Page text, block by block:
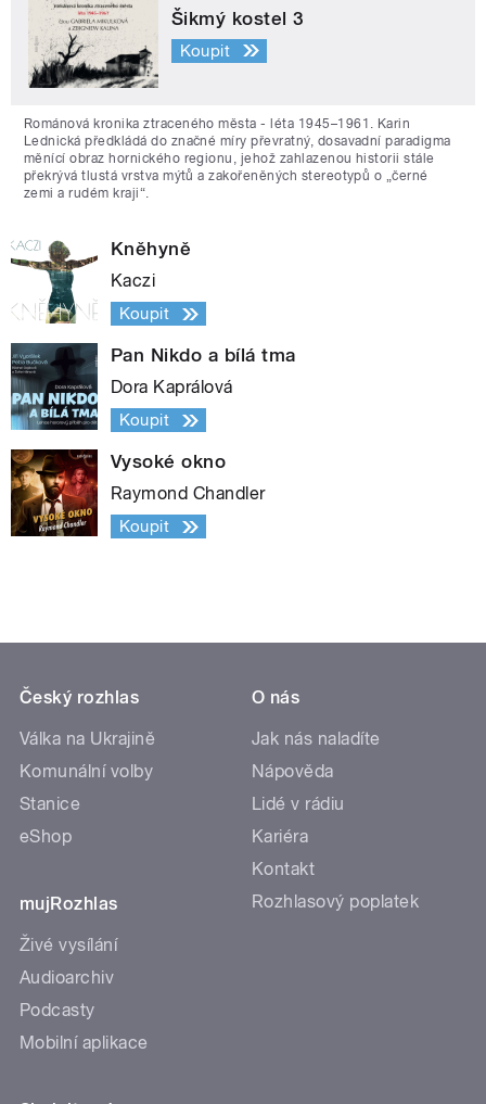
Šikmý kostel 3
Koupit
Románová kronika ztraceného města - léta 1945–1961. Karin
Lednická předkládá do značné míry převratný, dosavadní paradigma
měnící obraz hornického regionu, jehož zahlazenou historii stále
překrývá tlustá vrstva mýtů a zakořeněných stereotypů o „černé
zemi a rudém kraji“.
Kněhyně
Kaczi
Koupit
Pan Nikdo a bílá tma
Dora Kaprálová
Koupit
Vysoké okno
Raymond Chandler
Koupit
Český rozhlas
Válka na Ukrajině
Komunální volby
Stanice
eShop
mujRozhlas
Živé vysílání
Audioarchiv
Podcasty
Mobilní aplikace
O nás
Jak nás naladíte
Nápověda
Lidé v rádiu
Kariéra
Kontakt
Rozhlasový poplatek